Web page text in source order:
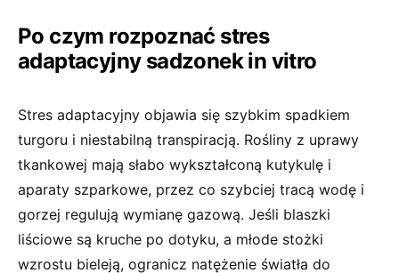
Po czym rozpoznać stres
adaptacyjny sadzonek in vitro
Stres adaptacyjny objawia się szybkim spadkiem
turgoru i niestabilną transpiracją. Rośliny z uprawy
tkankowej mają słabo wykształconą kutykulę i
aparaty szparkowe, przez co szybciej tracą wodę i
gorzej regulują wymianę gazową. Jeśli blaszki
liściowe są kruche po dotyku, a młode stożki
wzrostu bieleją, ogranicz natężenie światła do